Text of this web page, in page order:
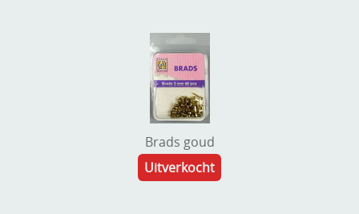
Brads goud
Uitverkocht